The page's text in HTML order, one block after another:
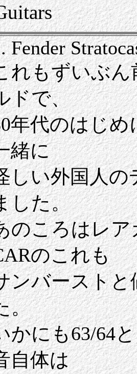
Fender
れもずいぶん
ドで、
年代のはじ
緒に
しい外国人の
した。
のころはレ
のこれも
ンバースト
。
かにも63/64
自体は